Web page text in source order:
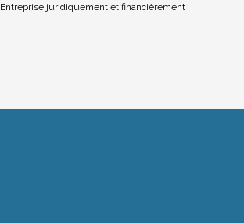
Entreprise juridiquement et financièrement